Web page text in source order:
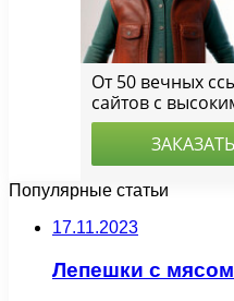
Популярные статьи
17.11.2023
Лепешки с мясом